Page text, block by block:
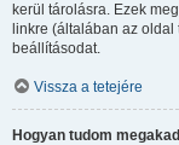
kerül tárolásra. Ezek
linkre (általában az
beállításodat.
Vissza a tetejére
Hogyan tudom